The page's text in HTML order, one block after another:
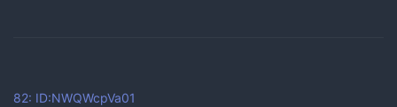
82: ID:NWQWcpVa01